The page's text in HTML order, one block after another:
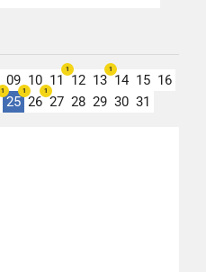
09 10 11
1
12 13
1
14 15 16
1
25
1
26
1
27 28 29 30 31